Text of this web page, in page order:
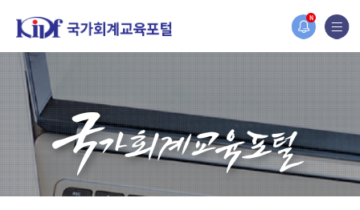
N
홈페이지가 새롭게 개편되었습니다.
한국조세재정연구원홈페이지가 새롭게 개설되었습니다.